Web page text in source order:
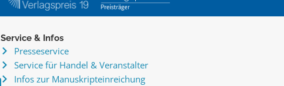
Service & Infos
Presseservice
Service für Handel & Veranstalter
Infos zur Manuskripteinreichung